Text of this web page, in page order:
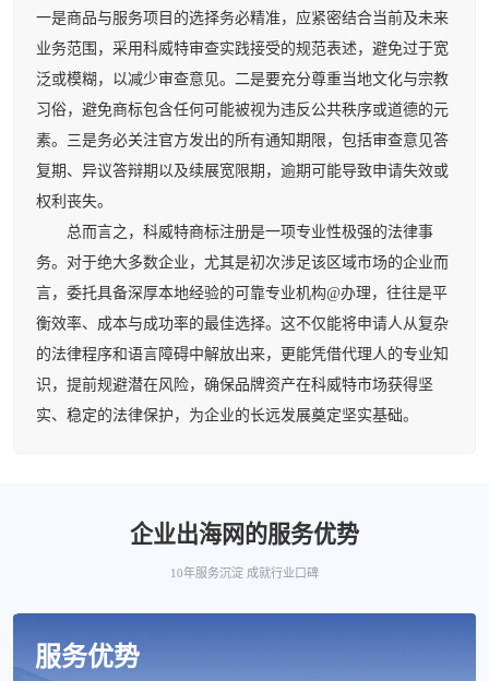
一是商品与服务项目的选择务必精准，应紧密结合当前及未来
业务范围，采用科威特审查实践接受的规范表述，避免过于宽
泛或模糊，以减少审查意见。二是要充分尊重当地文化与宗教
习俗，避免商标包含任何可能被视为违反公共秩序或道德的元
素。三是务必关注官方发出的所有通知期限，包括审查意见答
复期、异议答辩期以及续展宽限期，逾期可能导致申请失效或
权利丧失。
总而言之，科威特商标注册是一项专业性极强的法律事
务。对于绝大多数企业，尤其是初次涉足该区域市场的企业而
言，委托具备深厚本地经验的可靠专业机构@办理，往往是平
衡效率、成本与成功率的最佳选择。这不仅能将申请人从复杂
的法律程序和语言障碍中解放出来，更能凭借代理人的专业知
识，提前规避潜在风险，确保品牌资产在科威特市场获得坚
实、稳定的法律保护，为企业的长远发展奠定坚实基础。
企业出海网的服务优势
10年服务沉淀 成就行业口碑
服务优势